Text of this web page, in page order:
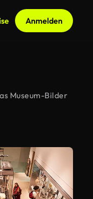
Anmelden
Museum-Bilder